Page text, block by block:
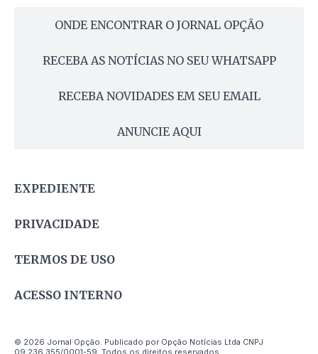
ONDE ENCONTRAR O JORNAL OPÇÃO
RECEBA AS NOTÍCIAS NO SEU WHATSAPP
RECEBA NOVIDADES EM SEU EMAIL
ANUNCIE AQUI
EXPEDIENTE
PRIVACIDADE
TERMOS DE USO
ACESSO INTERNO
© 2026 Jornal Opção. Publicado por Opção Notícias Ltda CNPJ
09.236.355/0001-59. Todos os direitos reservados.